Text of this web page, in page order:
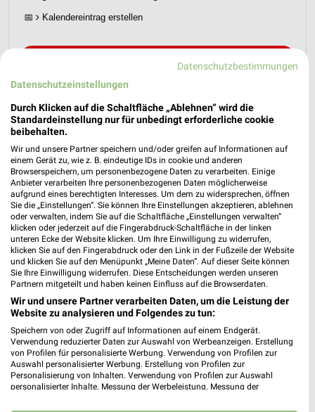
📅 Kalendereintrag erstellen
WEIN SPIRITUOSEN GETRÄNKE GRILLEN
Jetzt alle "Wein" Themen entdecken!
Datenschutzbestimmungen
Datenschutzeinstellungen
Durch Klicken auf die Schaltfläche „Ablehnen“ wird die
Standardeinstellung nur für unbedingt erforderliche cookie
beibehalten.
Wir und unsere Partner speichern und/oder greifen auf Informationen auf
einem Gerät zu, wie z. B. eindeutige IDs in cookie und anderen
Browserspeichern, um personenbezogene Daten zu verarbeiten. Einige
Anbieter verarbeiten Ihre personenbezogenen Daten möglicherweise
aufgrund eines berechtigten Interesses. Um dem zu widersprechen, öffnen
Sie die „Einstellungen“. Sie können Ihre Einstellungen akzeptieren, ablehnen
oder verwalten, indem Sie auf die Schaltfläche „Einstellungen verwalten“
klicken oder jederzeit auf die Fingerabdruck-Schaltfläche in der linken
unteren Ecke der Website klicken. Um Ihre Einwilligung zu widerrufen,
klicken Sie auf den Fingerabdruck oder den Link in der Fußzeile der Website
und klicken Sie auf den Menüpunkt „Meine Daten“. Auf dieser Seite können
Sie Ihre Einwilligung widerrufen. Diese Entscheidungen werden unseren
Partnern mitgeteilt und haben keinen Einfluss auf die Browserdaten.
Wir und unsere Partner verarbeiten Daten, um die Leistung der
Website zu analysieren und Folgendes zu tun:
Speichern von oder Zugriff auf Informationen auf einem Endgerät.
Verwendung reduzierter Daten zur Auswahl von Werbeanzeigen. Erstellung
von Profilen für personalisierte Werbung. Verwendung von Profilen zur
Auswahl personalisierter Werbung. Erstellung von Profilen zur
Personalisierung von Inhalten. Verwendung von Profilen zur Auswahl
personalisierter Inhalte. Messung der Werbeleistung. Messung der
Kombinationen von Daten aus verschiedenen Quellen. Entwicklung und